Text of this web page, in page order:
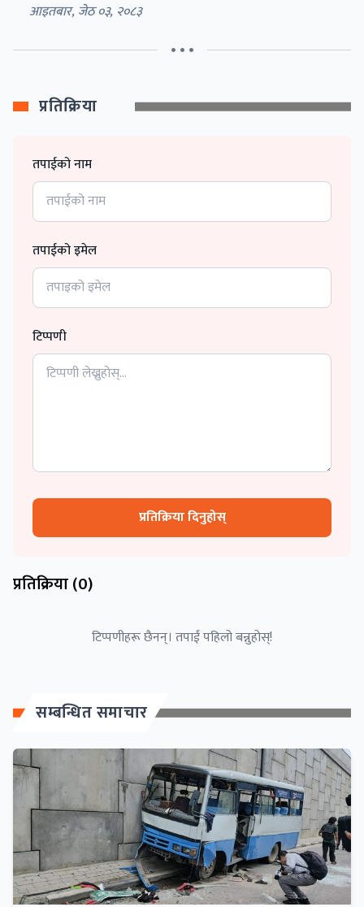
आइतबार, जेठ ०३, २०८३
• • •
प्रतिक्रिया
तपाईको नाम
तपाईको इमेल
टिप्पणी
प्रतिक्रिया दिनुहोस्
प्रतिक्रिया (0)
टिप्पणीहरू छैनन्। तपाईं पहिलो बन्नुहोस्!
सम्बन्धित समाचार